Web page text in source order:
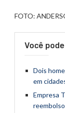
FOTO:
Você
Dois
em
Empresa